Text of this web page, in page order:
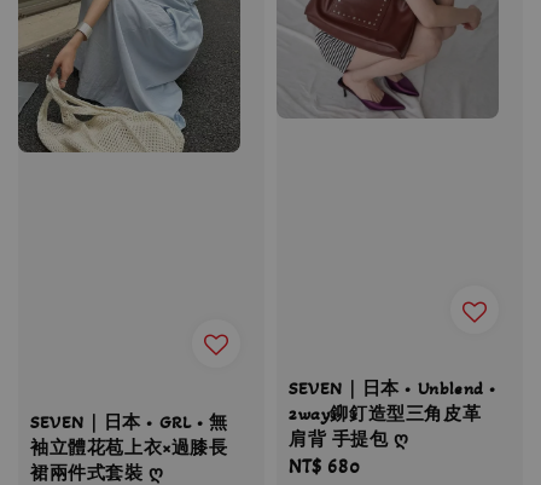
SEVEN｜日本 • GRL • 無
袖立體花苞上衣×過膝長
裙兩件式套裝 ღ
SEVEN｜日本 • Unblend •
2way鉚釘造型三角皮革
肩背 手提包 ღ
Regular
NT$ 680